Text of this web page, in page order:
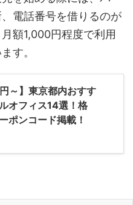
電話番号を借りるのが
額1,000円程度で利用
す。
～】東京都内おすす
オフィス14選！格
ポンコード掲載！